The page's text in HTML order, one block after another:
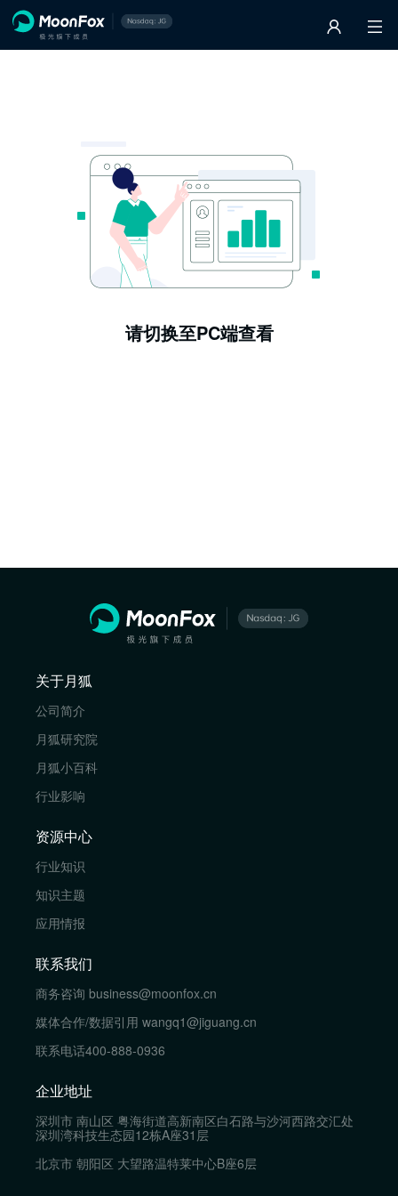
请切换至PC端查看
关于月狐
公司简介
月狐研究院
月狐小百科
行业影响
资源中心
行业知识
知识主题
应用情报
联系我们
商务咨询 business@moonfox.cn
媒体合作/数据引用 wangq1@jiguang.cn
联系电话400-888-0936
企业地址
深圳市 南山区 粤海街道高新南区白石路与沙河西路交汇处
深圳湾科技生态园12栋A座31层
北京市 朝阳区 大望路温特莱中心B座6层